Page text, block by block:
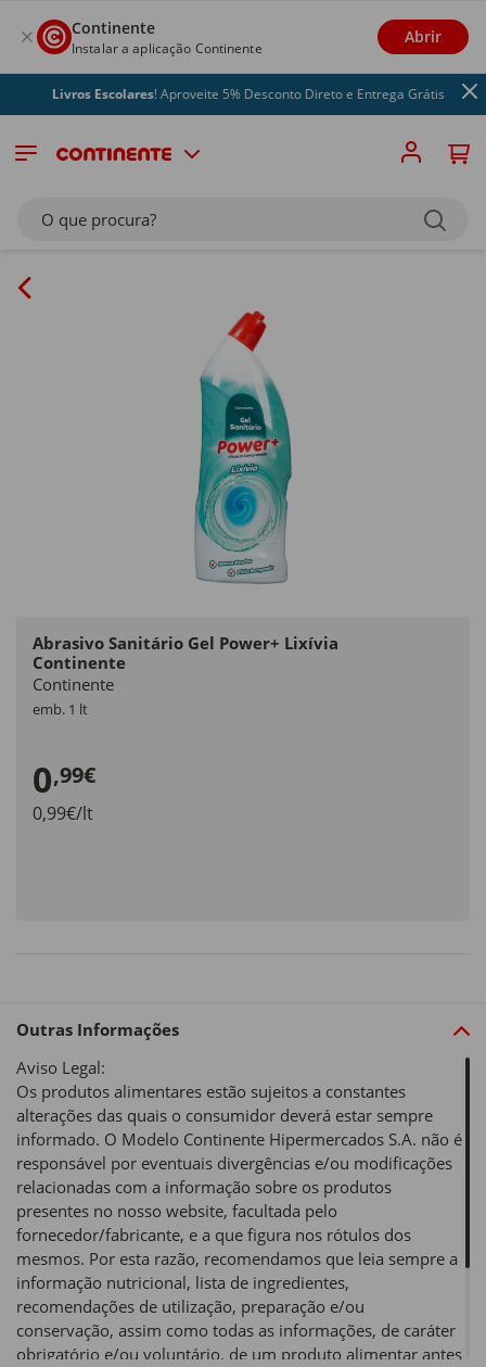
Continente
Instalar a aplicação Continente
Abrir
Livros Escolares! Aproveite 5% Desconto Direto e Entrega Grátis
O que procura?
Abrasivo Sanitário Gel Power+ Lixívia
Continente
Continente
emb. 1 lt
0,99€
0,99€/lt
Outras Informações
Aviso Legal:
Os produtos alimentares estão sujeitos a constantes
alterações das quais o consumidor deverá estar sempre
informado. O Modelo Continente Hipermercados S.A. não é
responsável por eventuais divergências e/ou modificações
relacionadas com a informação sobre os produtos
presentes no nosso website, facultada pelo
fornecedor/fabricante, e a que figura nos rótulos dos
mesmos. Por esta razão, recomendamos que leia sempre a
informação nutricional, lista de ingredientes,
recomendações de utilização, preparação e/ou
conservação, assim como todas as informações, de caráter
obrigatório e/ou voluntário, de um produto alimentar antes